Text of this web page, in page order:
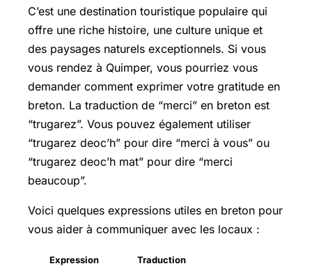
C’est une destination touristique populaire qui
offre une riche histoire, une culture unique et
des paysages naturels exceptionnels. Si vous
vous rendez à Quimper, vous pourriez vous
demander comment exprimer votre gratitude en
breton. La traduction de “merci” en breton est
“trugarez”. Vous pouvez également utiliser
“trugarez deoc’h” pour dire “merci à vous” ou
“trugarez deoc’h mat” pour dire “merci
beaucoup”.
Voici quelques expressions utiles en breton pour
vous aider à communiquer avec les locaux :
Expression
Traduction